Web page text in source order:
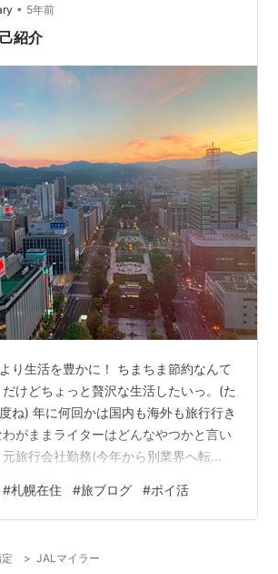
ント→ 50マイル キャンペーン：
ト→ 60マイル Pont…
• 5年前
紹介
り生活を豊かに！ ちまちま節約なんて
けどちょっと贅沢な生活したいっ。(た
ね) 年に何回かは国内も海外も旅行行き
がままライターはどんなやつかと言い
元旅行会社勤務(今年から別業界へ転
に修行しましたよ；；；) ＊旅行大好
、国内15回・海外6回なんて年も！) ＊
中アラサー女子(ポイ活様様です) ＊ポイ
#札幌在住 #旅ブログ #ポイ活
> JALマイラー